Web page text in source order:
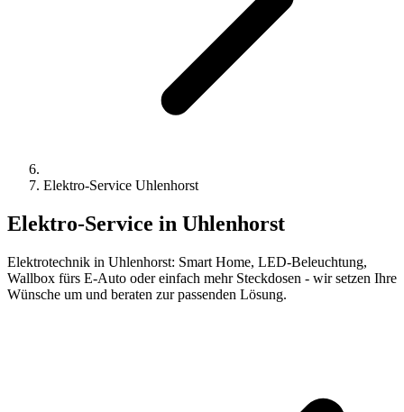
Elektro-Service Uhlenhorst
Elektro-Service in Uhlenhorst
Elektrotechnik in Uhlenhorst: Smart Home, LED-Beleuchtung,
Wallbox fürs E-Auto oder einfach mehr Steckdosen - wir setzen Ihre
Wünsche um und beraten zur passenden Lösung.